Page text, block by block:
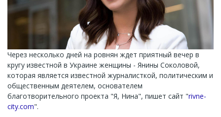
Через несколько дней на ровнян ждет приятный вечер в
кругу известной в Украине женщины - Янины Соколовой,
которая является известной журналисткой, политическим и
общественным деятелем, основателем
благотворительного проекта "Я, Нина", пишет сайт "rivne-
city.com".